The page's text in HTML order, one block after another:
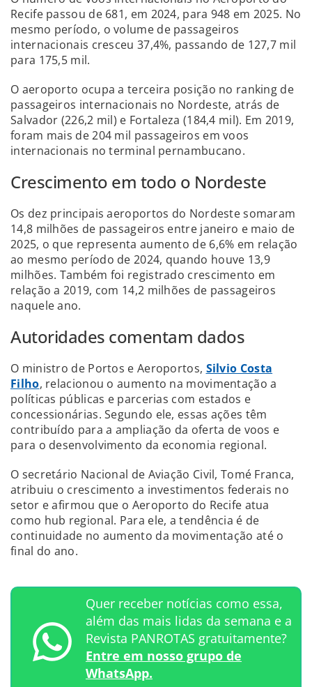
Recife passou de 681, em 2024, para 948 em 2025. No
mesmo período, o volume de passageiros
internacionais cresceu 37,4%, passando de 127,7 mil
para 175,5 mil.
O aeroporto ocupa a terceira posição no ranking de
passageiros internacionais no Nordeste, atrás de
Salvador (226,2 mil) e Fortaleza (184,4 mil). Em 2019,
foram mais de 204 mil passageiros em voos
internacionais no terminal pernambucano.
Crescimento em todo o Nordeste
Os dez principais aeroportos do Nordeste somaram
14,8 milhões de passageiros entre janeiro e maio de
2025, o que representa aumento de 6,6% em relação
ao mesmo período de 2024, quando houve 13,9
milhões. Também foi registrado crescimento em
relação a 2019, com 14,2 milhões de passageiros
naquele ano.
Autoridades comentam dados
O ministro de Portos e Aeroportos, Silvio Costa
Filho, relacionou o aumento na movimentação a
políticas públicas e parcerias com estados e
concessionárias. Segundo ele, essas ações têm
contribuído para a ampliação da oferta de voos e
para o desenvolvimento da economia regional.
O secretário Nacional de Aviação Civil, Tomé Franca,
atribuiu o crescimento a investimentos federais no
setor e afirmou que o Aeroporto do Recife atua
como hub regional. Para ele, a tendência é de
continuidade no aumento da movimentação até o
final do ano.
Quer receber notícias como essa,
além das mais lidas da semana e a
Revista PANROTAS gratuitamente?
Entre em nosso grupo de
WhatsApp.